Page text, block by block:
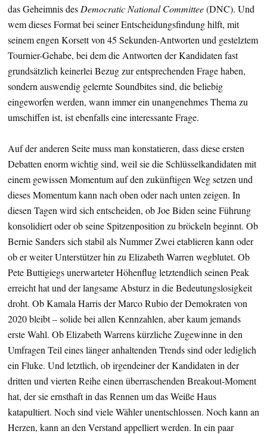
das Geheimnis des Democratic National Committee(DNC). Und
wem dieses Format bei seiner Entscheidungsfindung hilft, mit
seinem engen Korsett von 45 Sekunden-Antworten und gestelztem
Tournier-Gehabe, bei dem die Antworten der Kandidaten fast
grundsätzlich keinerlei Bezug zur entsprechenden Frage haben,
sondern auswendig gelernte Soundbites sind, die beliebig
eingeworfen werden, wann immer ein unangenehmes Thema zu
umschiffen ist, ist ebenfalls eine interessante Frage.
Auf der anderen Seite muss man konstatieren, dass diese ersten
Debatten enorm wichtig sind, weil sie die Schlüsselkandidaten mit
einem gewissen Momentum auf den zukünftigen Weg setzen und
dieses Momentum kann nach oben oder nach unten zeigen. In
diesen Tagen wird sich entscheiden, ob Joe Biden seine Führung
konsolidiert oder ob seine Spitzenposition zu bröckeln beginnt. Ob
Bernie Sanders sich stabil als Nummer Zwei etablieren kann oder
ob er weiter Unterstützer hin zu Elizabeth Warren wegblutet. Ob
Pete Buttigiegs unerwarteter Höhenflug letztendlich seinen Peak
erreicht hat und der langsame Absturz in die Bedeutungslosigkeit
droht. Ob Kamala Harris der Marco Rubio der Demokraten von
2020 bleibt – solide bei allen Kennzahlen, aber kaum jemands
erste Wahl. Ob Elizabeth Warrens kürzliche Zugewinne in den
Umfragen Teil eines länger anhaltenden Trends sind oder lediglich
ein Fluke. Und letztlich, ob irgendeiner der Kandidaten in der
dritten und vierten Reihe einen überraschenden Breakout-Moment
hat, der sie ernsthaft in das Rennen um das Weiße Haus
katapultiert. Noch sind viele Wähler unentschlossen. Noch kann an
Herzen, kann an den Verstand appelliert werden. In ein paar